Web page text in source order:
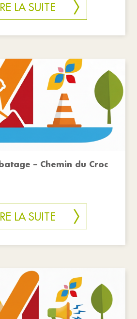
LA SUITE
– Chemin du Croc
LA SUITE